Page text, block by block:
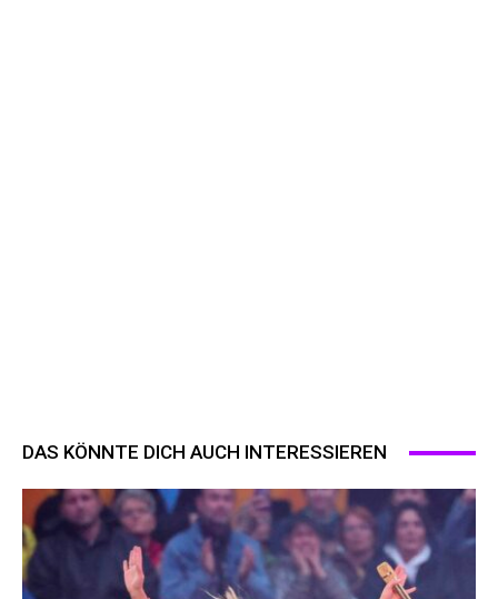
DAS KÖNNTE DICH AUCH INTERESSIEREN